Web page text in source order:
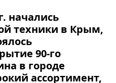
начались
техники в Крым,
90-го
в городе
ассортимент,